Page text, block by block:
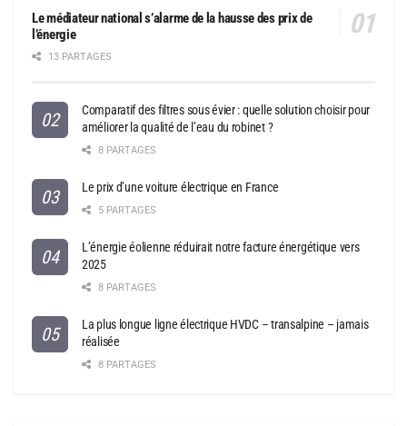
Le médiateur national s’alarme de la hausse des prix de
l’énergie
13 PARTAGES
Comparatif des filtres sous évier : quelle solution choisir pour
améliorer la qualité de l’eau du robinet ?
8 PARTAGES
Le prix d’une voiture électrique en France
5 PARTAGES
L’énergie éolienne réduirait notre facture énergétique vers
2025
8 PARTAGES
La plus longue ligne électrique HVDC – transalpine – jamais
réalisée
8 PARTAGES